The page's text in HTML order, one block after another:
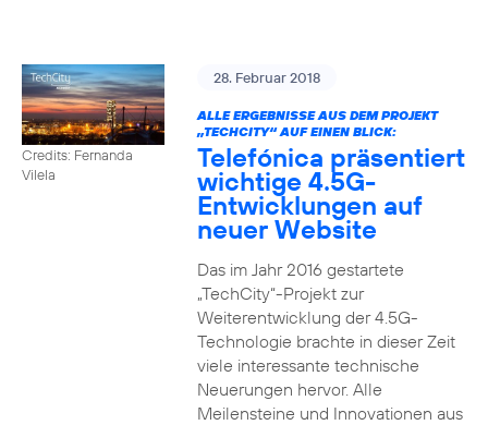
Credits: Fernanda
Vilela
28. Februar 2018
ALLE ERGEBNISSE AUS DEM PROJEKT
„TECHCITY“ AUF EINEN BLICK:
Telefónica präsentiert
wichtige 4.5G-
Entwicklungen auf
neuer Website
Das im Jahr 2016 gestartete
„TechCity“-Projekt zur
Weiterentwicklung der 4.5G-
Technologie brachte in dieser Zeit
viele interessante technische
Neuerungen hervor. Alle
Meilensteine und Innovationen aus